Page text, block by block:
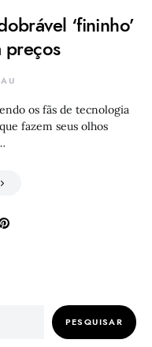
‘fininho’
preços
os fãs de tecnologia
fazem seus olhos
PESQUISAR